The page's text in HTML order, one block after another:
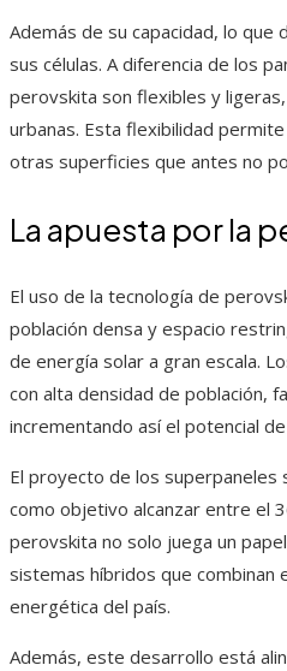
Además de su capacidad, lo
sus células. A diferencia de los
perovskita son flexibles y
urbanas. Esta flexibilidad
otras superficies que antes no
La apuesta por la
El uso de la tecnología de
población densa y espacio
de energía solar a gran escala.
con alta densidad de población,
incrementando así el potencial
El proyecto de los superpaneles
como objetivo alcanzar entre el
perovskita no solo juega un
sistemas híbridos que combinan
energética del país.
Además, este desarrollo está